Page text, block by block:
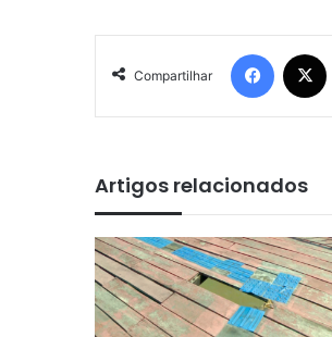
Compartilhar
Facebook
Artigos relacionados